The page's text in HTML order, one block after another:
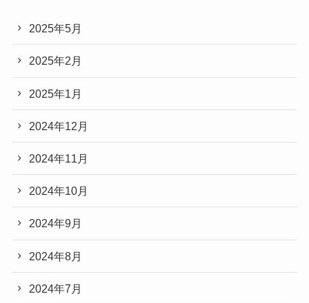
2025年5月
2025年2月
2025年1月
2024年12月
2024年11月
2024年10月
2024年9月
2024年8月
2024年7月